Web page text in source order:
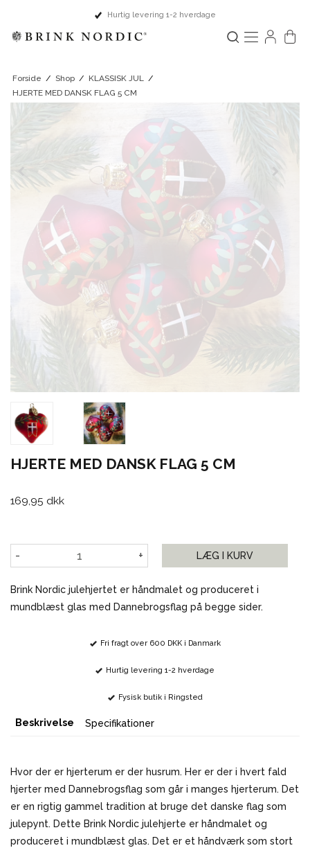
Hurtig levering 1-2 hverdage
Forside / Shop / KLASSISK JUL /
HJERTE MED DANSK FLAG 5 CM
HJERTE MED DANSK FLAG 5 CM
169,95 dkk
- + LÆG I KURV
Brink Nordic julehjertet er håndmalet og produceret i
mundblæst glas med Dannebrogsflag på begge sider.
Fri fragt over 600 DKK i Danmark
Hurtig levering 1-2 hverdage
Fysisk butik i Ringsted
Beskrivelse Specifikationer
Hvor der er hjerterum er der husrum. Her er der i hvert fald
hjerter med Dannebrogsflag som går i manges hjerterum. Det
er en rigtig gammel tradition at bruge det danske flag som
julepynt. Dette Brink Nordic julehjerte er håndmalet og
produceret i mundblæst glas. Det er et håndværk som stort